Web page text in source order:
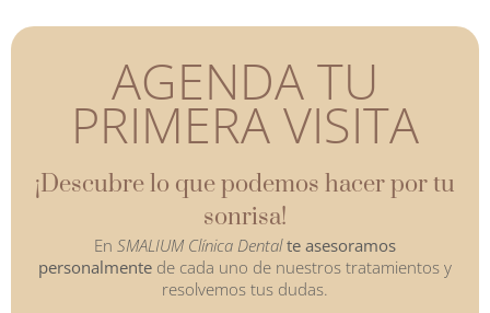
AGENDA TU
PRIMERA VISITA
¡Descubre lo que podemos hacer por tu
sonrisa!
En SMALIUM Clínica Dental te asesoramos
personalmente de cada uno de nuestros tratamientos y
resolvemos tus dudas.